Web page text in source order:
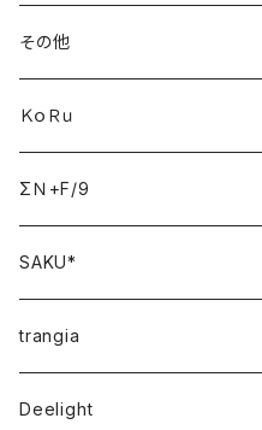
その他
ＫｏＲｕ
ΣＮ+F/9
SAKU*
trangia
Deelight